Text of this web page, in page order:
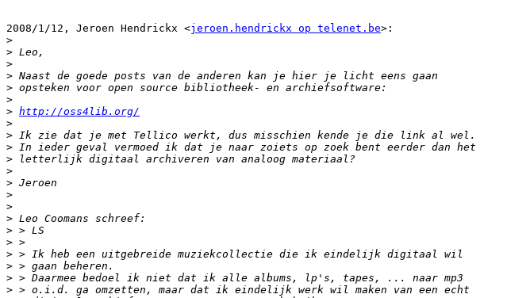
2008/1/12, Jeroen Hendrickx <jeroen.hendrickx op telenet.be>:
>
>
>
>
>
>
> http://oss4lib.org/
>
>
>
>
>
>
>
>
>
>
>
>
>
>
>